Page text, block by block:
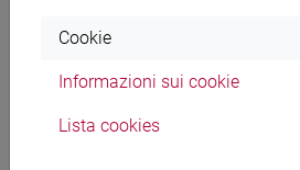
Materiali didattici
Materiali su Moodle
Cookie
Informazioni sui cookie
Lista cookies